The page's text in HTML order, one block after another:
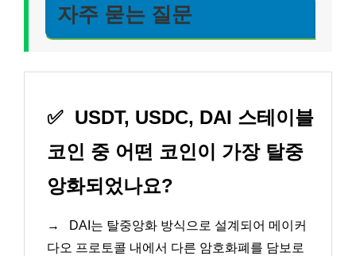
자주 묻는 질문
✅ USDT, USDC, DAI 스테이블
코인 중 어떤 코인이 가장 탈중
앙화되었나요?
→
DAI는 탈중앙화 방식으로 설계되어 메이커
다오 프로토콜 내에서 다른 암호화폐를 담보로